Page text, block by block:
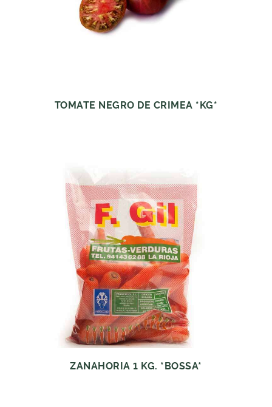
TOMATE NEGRO DE CRIMEA *KG*
ZANAHORIA 1 KG. *BOSSA*